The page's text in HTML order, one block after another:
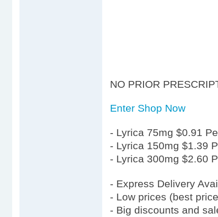
NO PRIOR
Enter Shop Now
- Lyrica 75mg $0.91
- Lyrica 150mg $1.39
- Lyrica 300mg $2.60
- Express Delivery
- Low prices (best
- Big discounts and